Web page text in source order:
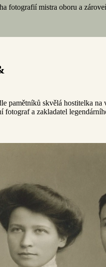
fotografií mistra oboru a
pamětníků skvělá hostitelka
fotograf a zakladatel